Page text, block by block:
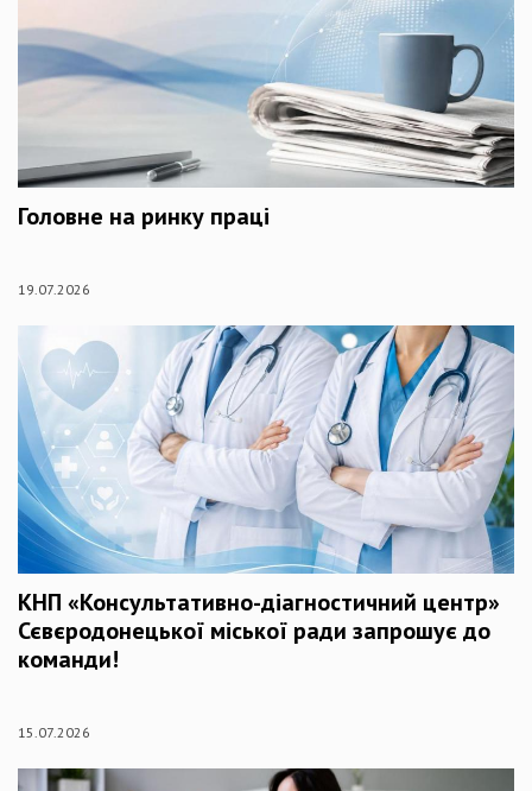
Головне на ринку праці
19.07.2026
КНП «Консультативно-діагностичний центр»
Сєвєродонецької міської ради запрошує до
команди!
15.07.2026